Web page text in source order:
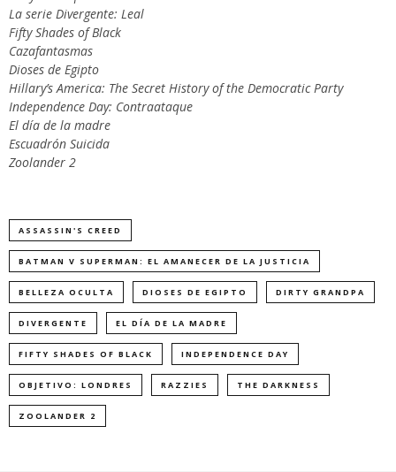
La serie Divergente: Leal
Fifty Shades of Black
Cazafantasmas
Dioses de Egipto
Hillary’s America: The Secret History of the Democratic Party
Independence Day: Contraataque
El día de la madre
Escuadrón Suicida
Zoolander 2
ASSASSIN'S CREED
BATMAN V SUPERMAN: EL AMANECER DE LA JUSTICIA
BELLEZA OCULTA DIOSES DE EGIPTO DIRTY GRANDPA
DIVERGENTE EL DÍA DE LA MADRE
FIFTY SHADES OF BLACK INDEPENDENCE DAY
OBJETIVO: LONDRES RAZZIES THE DARKNESS
ZOOLANDER 2